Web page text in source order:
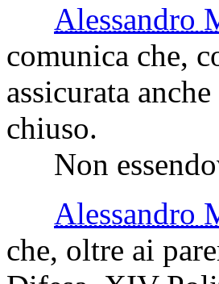
Alessandro
comunica che,
assicurata
chiuso.
Non
Alessandro
che, oltre ai